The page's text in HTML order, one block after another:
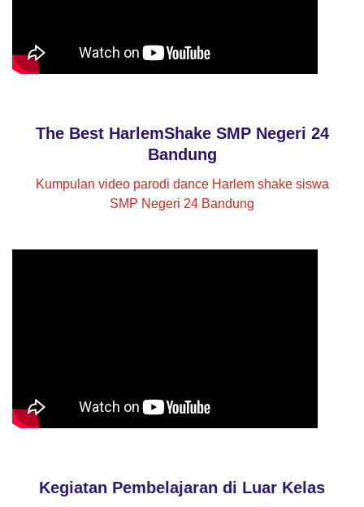
The Best HarlemShake SMP Negeri 24
Bandung
Kumpulan video parodi dance Harlem shake siswa
SMP Negeri 24 Bandung
Kegiatan Pembelajaran di Luar Kelas